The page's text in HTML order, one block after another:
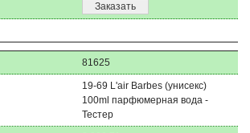
Заказать
81625
19-69 L'air Barbes (унисекс)
100ml парфюмерная вода -
Тестер